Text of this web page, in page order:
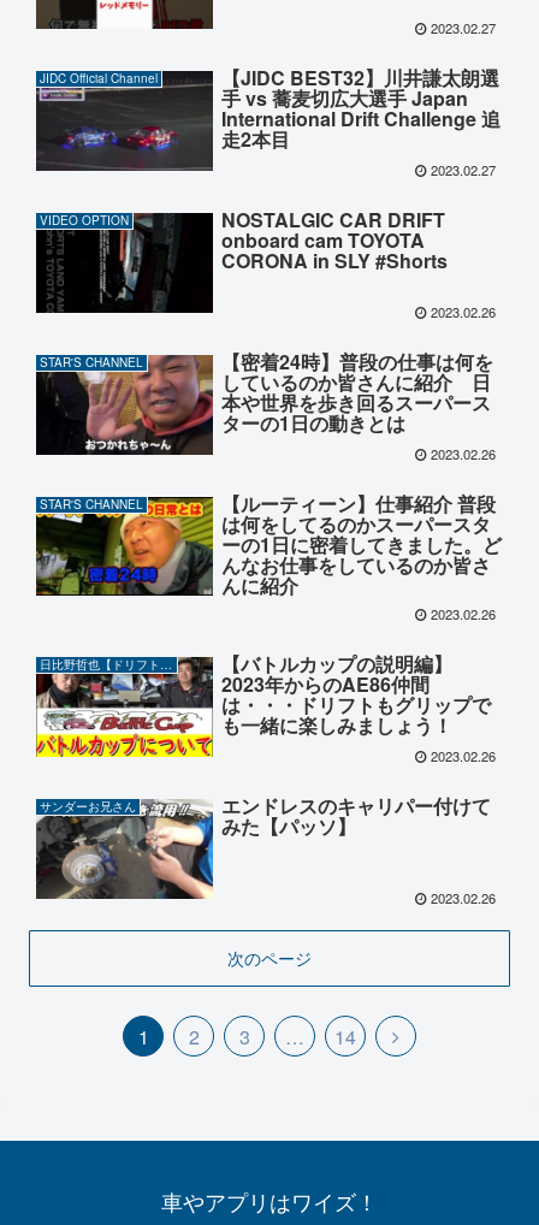
2023.02.27
JIDC Official Channel 【JIDC BEST32】川井謙太朗選
手 vs 蕎麦切広大選手 Japan
International Drift Challenge 追
走2本目
2023.02.27
VIDEO OPTION NOSTALGIC CAR DRIFT
onboard cam TOYOTA
CORONA in SLY #Shorts
2023.02.26
STAR'S CHANNEL 【密着24時】普段の仕事は何を
しているのか皆さんに紹介 日
本や世界を歩き回るスーパース
ターの1日の動きとは
2023.02.26
STAR'S CHANNEL 【ルーティーン】仕事紹介 普段
は何をしてるのかスーパースタ
ーの1日に密着してきました。ど
んなお仕事をしているのか皆さ
んに紹介
2023.02.26
【バトルカップの説明編】
2023年からのAE86仲間
は・・・ドリフトもグリップで
も一緒に楽しみましょう！
2023.02.26
サンダーお兄さん エンドレスのキャリパー付けて
みた【パッソ】
2023.02.26
次のページ
1 2 3 … 14
車やアプリはワイズ！